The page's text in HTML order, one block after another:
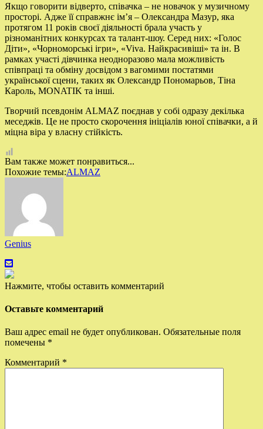
Якщо говорити відверто, співачка – не новачок у музичному
просторі. Адже її справжнє ім’я – Олександра Мазур, яка
протягом 11 років своєї діяльності брала участь у
різноманітних конкурсах та талант-шоу. Серед них: «Голос
Діти», «Чорноморські ігри», «Viva. Найкрасивіші» та ін. В
рамках участі дівчинка неодноразово мала можливість
співпраці та обміну досвідом з вагомими постатями
української сцени, таких як Олександр Пономарьов, Тіна
Кароль, MONATIK та інші.
Творчий псевдонім ALMAZ поєднав у собі одразу декілька
меседжів. Це не просто скорочення ініціалів юної співачки, а й
міцна віра у власну стійкість.
Вам также может понравиться...
Похожие темы:ALMAZ
Genius
Нажмите, чтобы оставить комментарий
Оставьте комментарий
Ваш адрес email не будет опубликован. Обязательные поля
помечены *
Комментарий *